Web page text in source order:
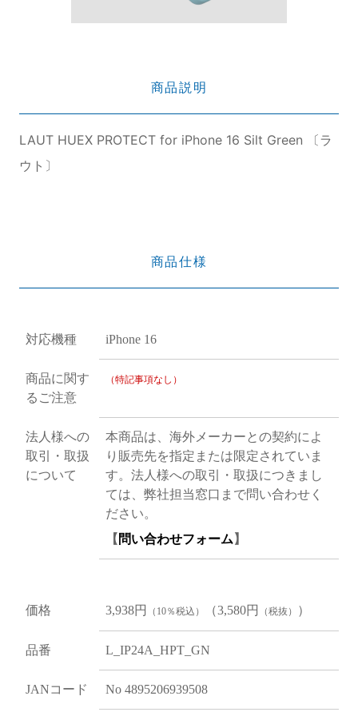
商品説明
LAUT HUEX PROTECT for iPhone 16 Silt Green 〔ラ
ウト〕
商品仕様
対応機種 iPhone 16
商品に関す
るご注意
（特記事項なし）
法人様への
取引・取扱
について
本商品は、海外メーカーとの契約によ
り販売先を指定または限定されていま
す。法人様への取引・取扱につきまし
ては、弊社担当窓口まで問い合わせく
ださい。
【 問い合わせフォーム 】
価格 3,938円 （10％税込） （3,580円 （税抜） ）
品番 L_IP24A_HPT_GN
JANコード No 4895206939508